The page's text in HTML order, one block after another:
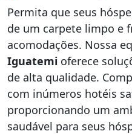
Permita que seus
de um carpete limpo e
acomodações. Nossa
Iguatemi oferece
de alta qualidade.
com inúmeros hotéis
proporcionando um
saudável para seus